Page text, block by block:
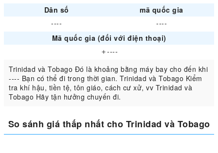
Dân số
mã quốc gia
----
----
Mã quốc gia (đối với điện thoại)
＋----
Trinidad và Tobago Đó là khoảng bằng máy bay cho đến khi
---- Bạn có thể đi trong thời gian. Trinidad và Tobago Kiểm
tra khí hậu, tiền tệ, tôn giáo, cách cư xử, vv Trinidad và
Tobago Hãy tận hưởng chuyến đi.
So sánh giá thấp nhất cho Trinidad và Tobago